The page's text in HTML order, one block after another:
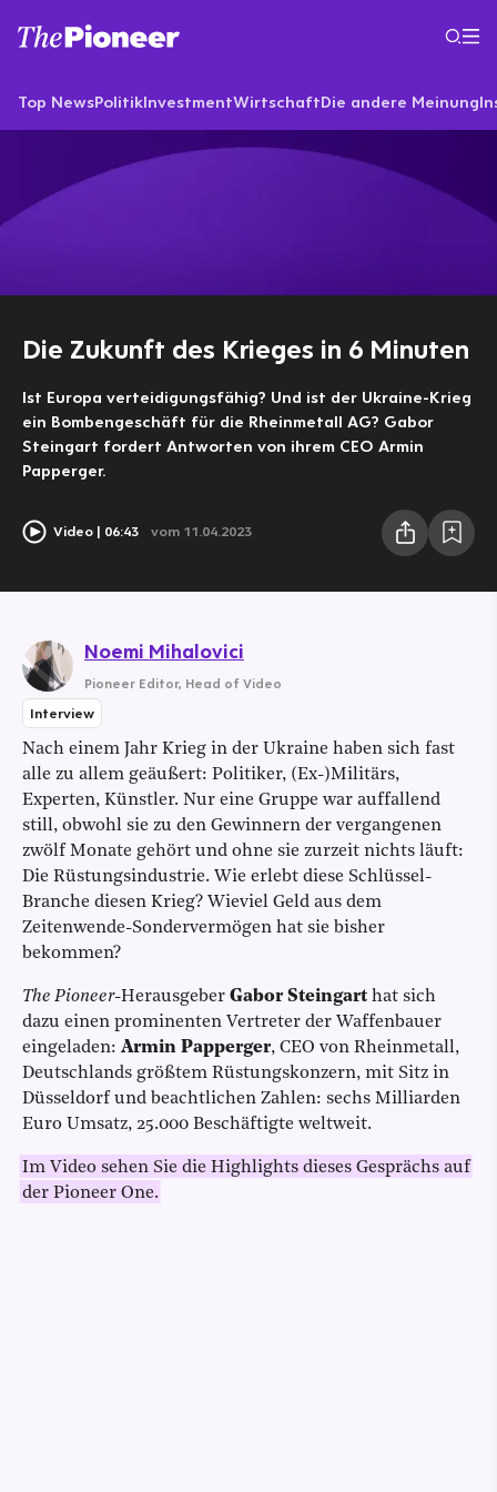
Top NewsPolitikInvestmentWirtschaftDie andere Meinung
Die Zukunft des Krieges in 6 Minuten
Ist Europa verteidigungsfähig? Und ist der Ukraine-Krieg
ein Bombengeschäft für die Rheinmetall AG? Gabor
Steingart fordert Antworten von ihrem CEO Armin
Papperger.
Video 06:43 vom 11.04.2023
Noemi Mihalovici
Pioneer Editor, Head of Video
Interview
Nach einem Jahr Krieg in der Ukraine haben sich fast
alle zu allem geäußert: Politiker, (Ex-)Militärs,
Experten, Künstler. Nur eine Gruppe war auffallend
still, obwohl sie zu den Gewinnern der vergangenen
zwölf Monate gehört und ohne sie zurzeit nichts läuft:
Die Rüstungsindustrie. Wie erlebt diese Schlüssel-
Branche diesen Krieg? Wieviel Geld aus dem
Zeitenwende-Sondervermögen hat sie bisher
bekommen?
The Pioneer-Herausgeber Gabor Steingart hat sich
dazu einen prominenten Vertreter der Waffenbauer
eingeladen: Armin Papperger, CEO von Rheinmetall,
Deutschlands größtem Rüstungskonzern, mit Sitz in
Düsseldorf und beachtlichen Zahlen: sechs Milliarden
Euro Umsatz, 25.000 Beschäftigte weltweit.
Im Video sehen Sie die Highlights dieses Gesprächs auf
der Pioneer One.